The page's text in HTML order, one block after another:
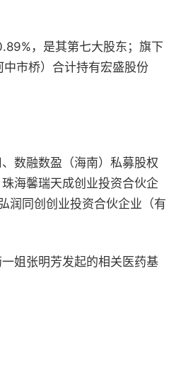
，是其第七大股东；旗下
市桥）合计持有宏盛股份
数融数盈（海南）私募股权
海馨瑞天成创业投资合伙企
润同创创业投资合伙企业（有
姐张明芳发起的相关医药基